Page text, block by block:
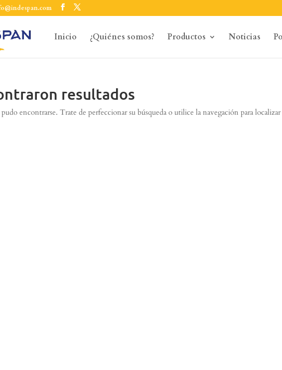
Inicio ¿Quiénes somos? Productos Noticias
resultados
encontrarse. Trate de perfeccionar su búsqueda o utilice la navegación para localizar